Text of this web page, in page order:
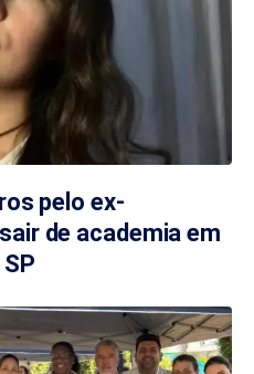
pelo ex-
de academia em